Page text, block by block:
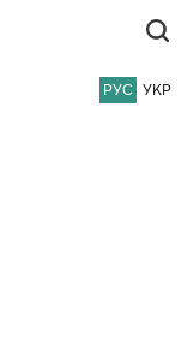
РУС УКР